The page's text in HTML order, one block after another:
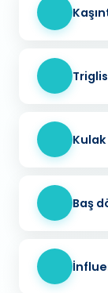
Kulak
Baş